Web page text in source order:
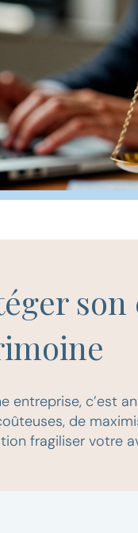
entreprise, c’est
de
fragiliser votre